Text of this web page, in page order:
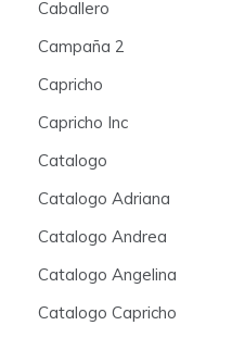
Caballero
Campaña 2
Capricho
Capricho Inc
Catalogo
Catalogo Adriana
Catalogo Andrea
Catalogo Angelina
Catalogo Capricho